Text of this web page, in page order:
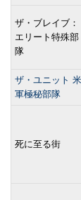
ザ・ブレイブ：
エリート特殊部
隊
ザ・ユニット 米
軍極秘部隊
死に至る街